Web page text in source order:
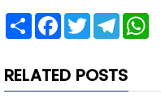
Share Facebook
TwitterTelegram
RELATED POSTS